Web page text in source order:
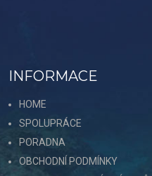
INFORMACE
HOME
SPOLUPRÁCE
PORADNA
OBCHODNÍ PODMÍNKY